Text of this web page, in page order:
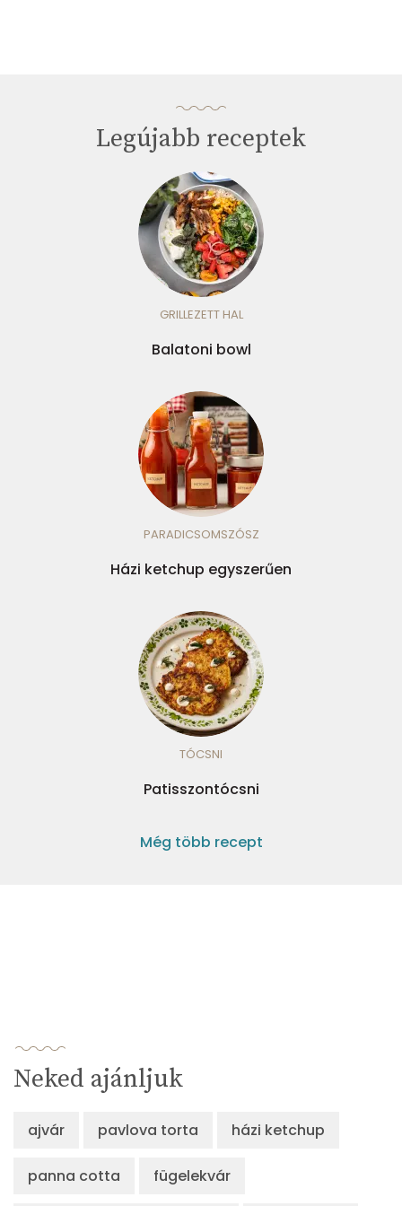
Legújabb receptek
GRILLEZETT HAL
Balatoni bowl
PARADICSOMSZÓSZ
Házi ketchup egyszerűen
TÓCSNI
Patisszontócsni
Még több recept
Neked ajánljuk
ajvár pavlova torta házi ketchup
panna cotta fügelekvár